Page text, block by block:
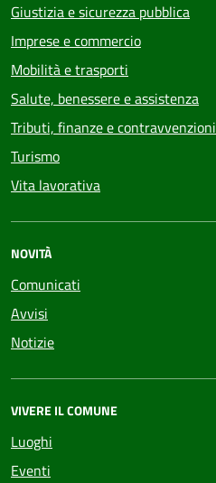
Giustizia e sicurezza pubblica
Imprese e commercio
Mobilità e trasporti
Salute, benessere e assistenza
Tributi, finanze e contravvenzioni
Turismo
Vita lavorativa
NOVITÀ
Comunicati
Avvisi
Notizie
VIVERE IL COMUNE
Luoghi
Eventi